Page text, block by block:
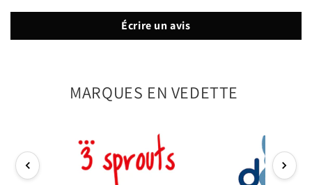
Écrire un avis
MARQUES EN VEDETTE